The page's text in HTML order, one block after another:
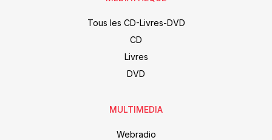
Tous les CD-Livres-DVD
CD
Livres
DVD
MULTIMEDIA
Webradio